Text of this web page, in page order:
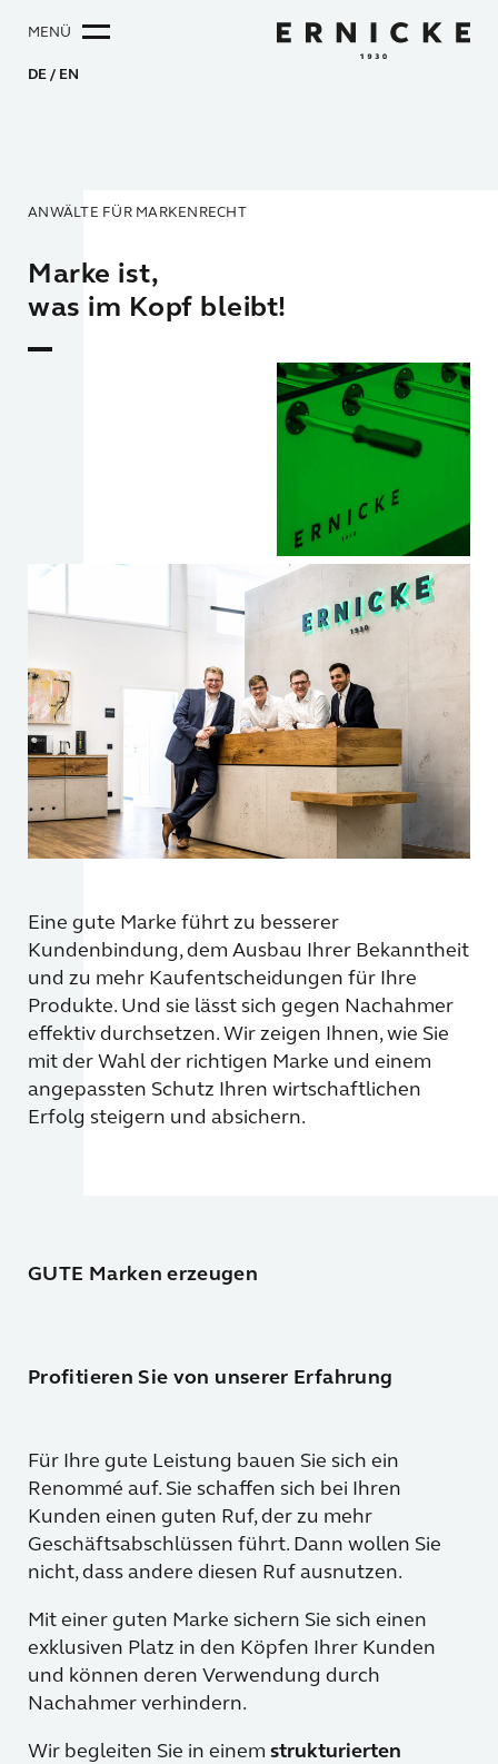
MENÜ
DE EN
ANWÄLTE FÜR MARKENRECHT
Marke ist,
was im Kopf bleibt!
Eine gute Marke führt zu besserer
Kundenbindung, dem Ausbau Ihrer Bekanntheit
und zu mehr Kaufentscheidungen für Ihre
Produkte. Und sie lässt sich gegen Nachahmer
effektiv durchsetzen. Wir zeigen Ihnen, wie Sie
mit der Wahl der richtigen Marke und einem
angepassten Schutz Ihren wirtschaftlichen
Erfolg steigern und absichern.
GUTE Marken erzeugen
Profitieren Sie von unserer Erfahrung
Für Ihre gute Leistung bauen Sie sich ein
Renommé auf. Sie schaffen sich bei Ihren
Kunden einen guten Ruf, der zu mehr
Geschäftsabschlüssen führt. Dann wollen Sie
nicht, dass andere diesen Ruf ausnutzen.
Mit einer guten Marke sichern Sie sich einen
exklusiven Platz in den Köpfen Ihrer Kunden
und können deren Verwendung durch
Nachahmer verhindern.
Wir begleiten Sie in einem strukturierten